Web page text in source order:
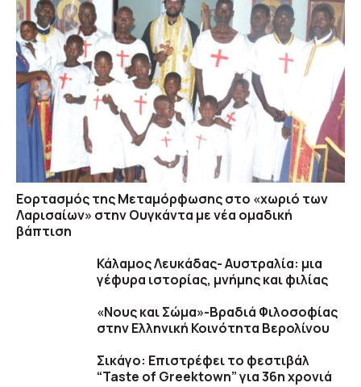
Εορτασμός της Μεταμόρφωσης στο «χωριό των
Λαρισαίων» στην Ουγκάντα με νέα ομαδική
βάπτιση
Κάλαμος Λευκάδας- Αυστραλία: μια
γέφυρα ιστορίας, μνήμης και φιλίας
«Νους και Σώμα»-Βραδιά Φιλοσοφίας
στην Ελληνική Κοινότητα Βερολίνου
Σικάγο: Επιστρέφει το φεστιβάλ
“Taste of Greektown” για 36η χρονιά